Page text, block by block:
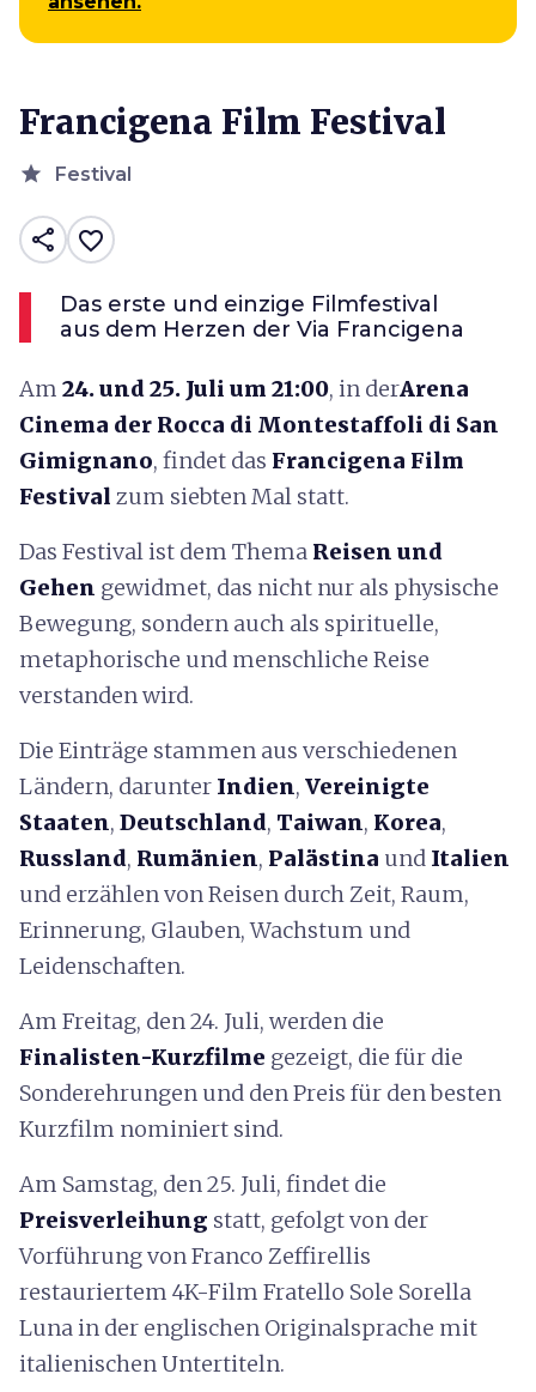
Francigena Film Festival
star Festival
share favorite_border
Das erste und einzige Filmfestival
aus dem Herzen der Via Francigena
Am 24. und 25. Juli um 21:00, in derArena
Cinema der Rocca di Montestaffoli di San
Gimignano, findet das Francigena Film
Festival zum siebten Mal statt.
Das Festival ist dem Thema Reisen und
Gehen gewidmet, das nicht nur als physische
Bewegung, sondern auch als spirituelle,
metaphorische und menschliche Reise
verstanden wird.
Die Einträge stammen aus verschiedenen
Ländern, darunter Indien, Vereinigte
Staaten, Deutschland, Taiwan, Korea,
Russland, Rumänien, Palästina und Italien
und erzählen von Reisen durch Zeit, Raum,
Erinnerung, Glauben, Wachstum und
Leidenschaften.
Am Freitag, den 24. Juli, werden die
Finalisten-Kurzfilme gezeigt, die für die
Sonderehrungen und den Preis für den besten
Kurzfilm nominiert sind.
Am Samstag, den 25. Juli, findet die
Preisverleihung statt, gefolgt von der
Vorführung von Franco Zeffirellis
restauriertem 4K-Film Fratello Sole Sorella
Luna in der englischen Originalsprache mit
italienischen Untertiteln.